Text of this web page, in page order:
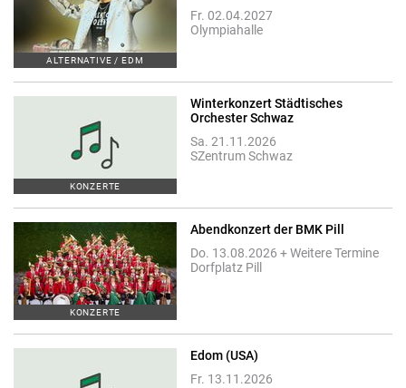
ALTERNATIVE / EDM
Fr. 02.04.2027
Olympiahalle
KONZERTE
Winterkonzert Städtisches
Orchester Schwaz
Sa. 21.11.2026
SZentrum Schwaz
KONZERTE
Abendkonzert der BMK Pill
Do. 13.08.2026 + Weitere Termine
Dorfplatz Pill
Edom (USA)
Fr. 13.11.2026